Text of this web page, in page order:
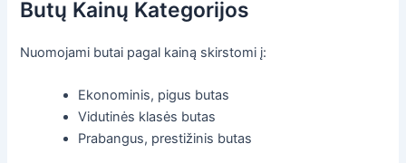
Butų Kainų Kategorijos
Nuomojami butai pagal kainą skirstomi į:
Ekonominis, pigus butas
Vidutinės klasės butas
Prabangus, prestižinis butas